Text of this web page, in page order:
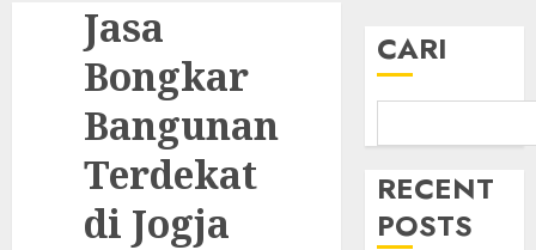
Jasa
Bongkar
Bangunan
Terdekat
di Jogja
CARI
RECENT
POSTS